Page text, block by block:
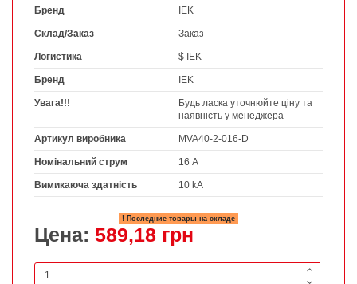
Бренд IEK
Склад/Заказ Заказ
Логистика $ IEK
Бренд IEK
Увага!!!
Будь ласка уточнюйте ціну та
наявність у менеджера
Артикул виробника MVA40-2-016-D
Номінальний струм 16 А
Вимикаюча здатність 10 kA
Последние товары на складе
Цена: 589,18 грн